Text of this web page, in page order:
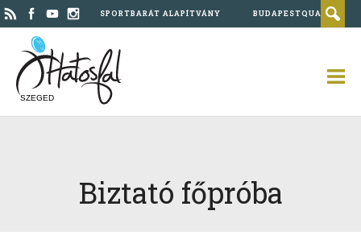
SPORTBARÁT ALAPÍTVÁNY BUDAPESTQUAD
SZEGED
Biztató főpróba